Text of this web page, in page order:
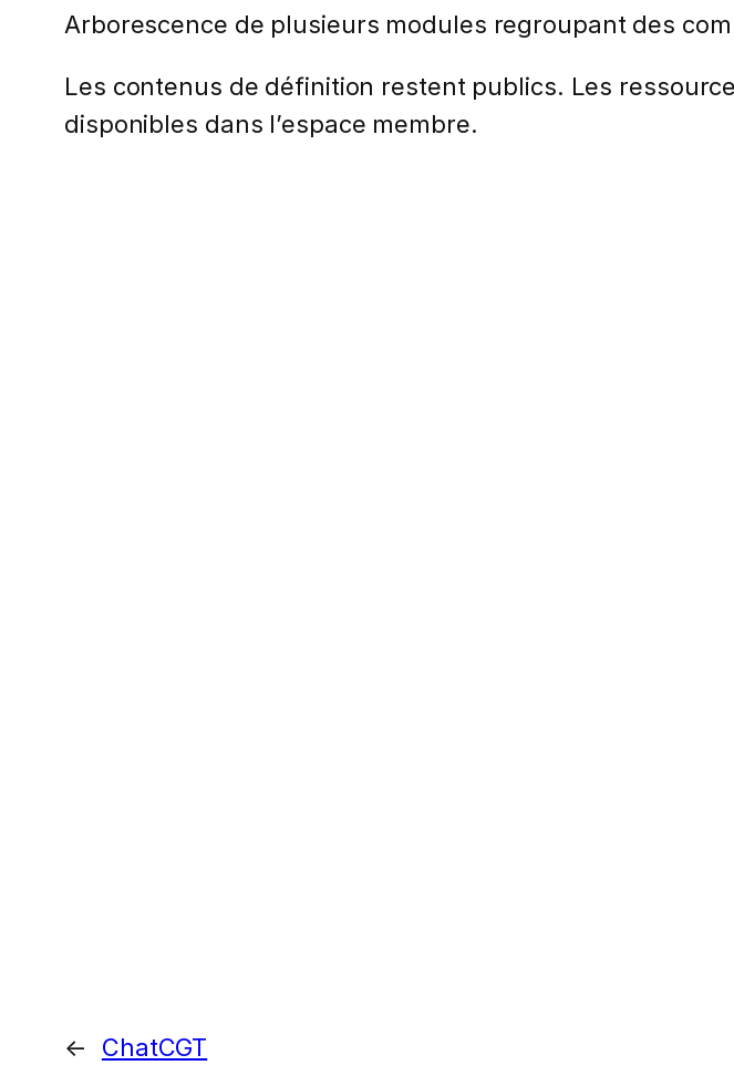
Arborescence de plusieurs modules regroupant des
Les contenus de définition restent publics. Les
disponibles dans l’espace membre.
← ChatCGT